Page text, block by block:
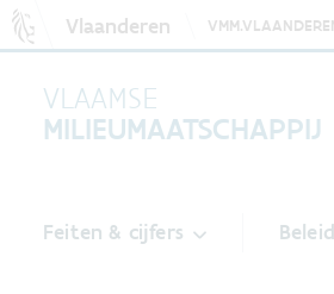
Vlaanderen
VLAAMSE
MILIEUMAATSCHAPPIJ
Feiten & cijfers Beleid